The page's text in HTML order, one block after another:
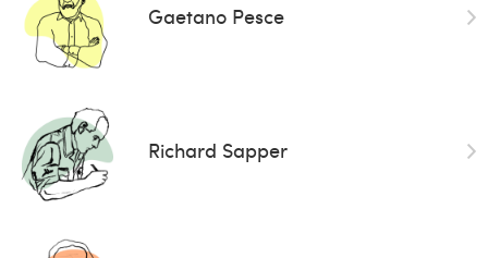
Gaetano Pesce
Richard Sapper